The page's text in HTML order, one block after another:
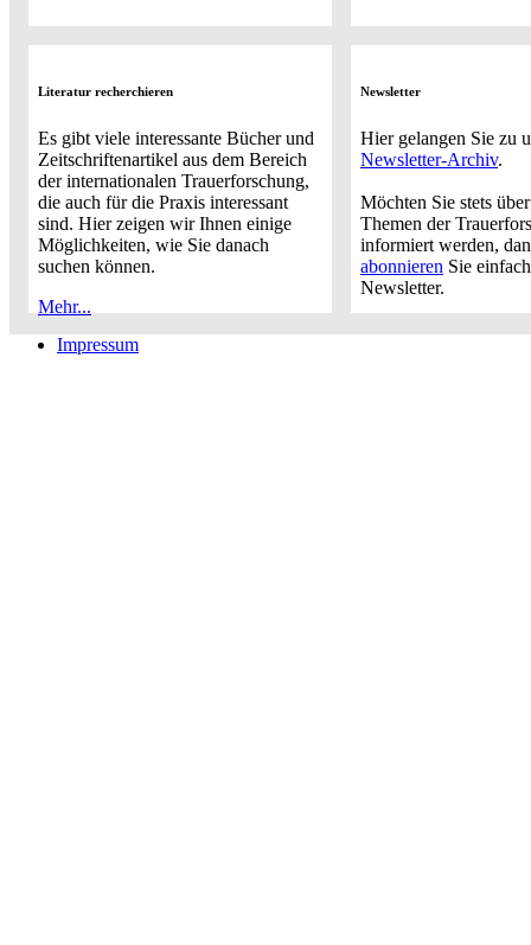
Literatur recherchieren
Es gibt viele interessante Bücher und
Zeitschriftenartikel aus dem Bereich
der internationalen Trauerforschung,
die auch für die Praxis interessant
sind. Hier zeigen wir Ihnen einige
Möglichkeiten, wie Sie danach
suchen können.
Mehr...
Newsletter
Hier gelangen Sie zu
Newsletter-Archiv.
Möchten Sie stets
Themen der
informiert werden,
abonnieren Sie
Newsletter.
Impressum